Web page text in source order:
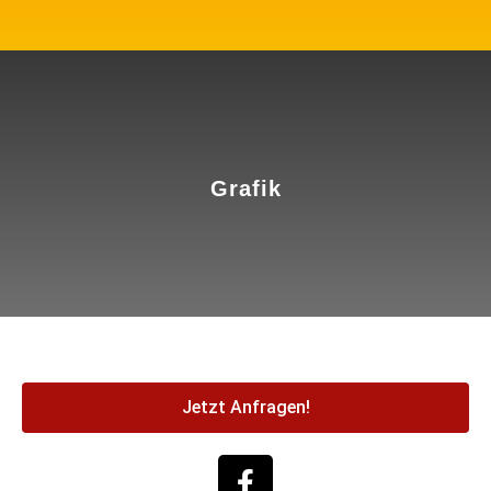
Grafik
mehr erfahren
Jetzt Anfragen!